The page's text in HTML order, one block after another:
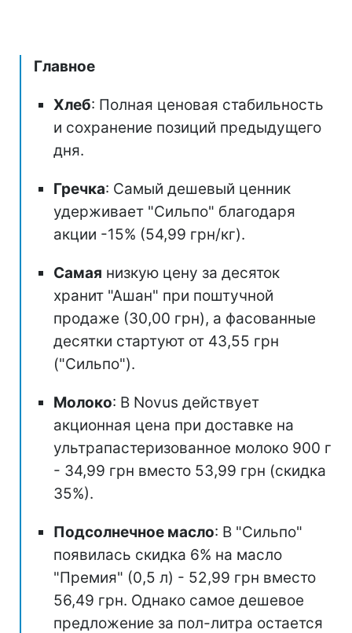
Главное
Хлеб: Полная ценовая стабильность
и сохранение позиций предыдущего
дня.
Гречка: Самый дешевый ценник
удерживает "Сильпо" благодаря
акции -15% (54,99 грн/кг).
Самая низкую цену за десяток
хранит "Ашан" при поштучной
продаже (30,00 грн), а фасованные
десятки стартуют от 43,55 грн
("Сильпо").
Молоко: В Novus действует
акционная цена при доставке на
ультрапастеризованное молоко 900 г
- 34,99 грн вместо 53,99 грн (скидка
35%).
Подсолнечное масло: В "Сильпо"
появилась скидка 6% на масло
"Премия" (0,5 л) - 52,99 грн вместо
56,49 грн. Однако самое дешевое
предложение за пол-литра остается